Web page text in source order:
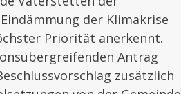
der Klimakrise
Priorität anerkennt.
Antrag
zusätzlich